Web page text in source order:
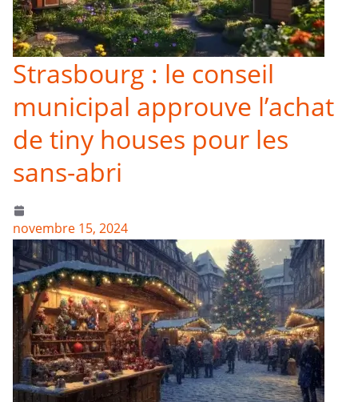
Strasbourg : le conseil
municipal approuve l’achat
de tiny houses pour les
sans-abri
novembre 15, 2024